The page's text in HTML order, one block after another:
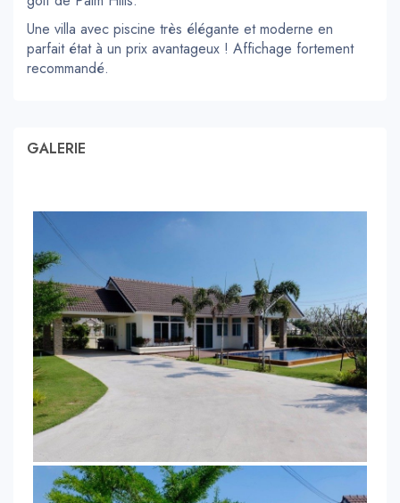
Une villa avec piscine très élégante et moderne en
parfait état à un prix avantageux ! Affichage fortement
recommandé.
GALERIE